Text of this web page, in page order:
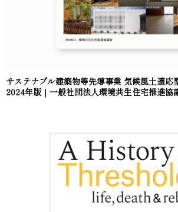
サステナブル建築物等先導事業 気候風土適応
2024年版｜一般社団法人環境共生住宅推進協